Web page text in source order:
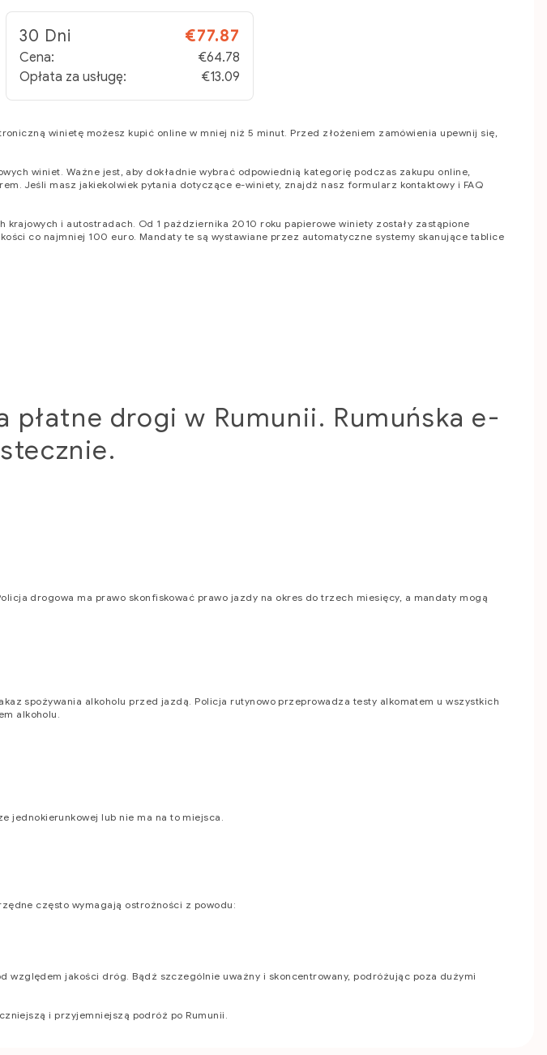
30 Dni €77.87
Cena:
€64.78
Opłata za usługę:
€13.09
winietę możesz kupić online w mniej niż 5 minut. Przed złożeniem zamówienia upewnij się,
winiet. Ważne jest, aby dokładnie wybrać odpowiednią kategorię podczas zakupu online,
Jeśli masz jakiekolwiek pytania dotyczące e-winiety, znajdź nasz formularz kontaktowy i FAQ
i autostradach. Od 1 października 2010 roku papierowe winiety zostały zastąpione
co najmniej 100 euro. Mandaty te są wystawiane przez automatyczne systemy skanujące tablice
drogi w Rumunii. Rumuńska e-
drogowa ma prawo skonfiskować prawo jazdy na okres do trzech miesięcy, a mandaty mogą
spożywania alkoholu przed jazdą. Policja rutynowo przeprowadza testy alkomatem u wszystkich
alkoholu.
jednokierunkowej lub nie ma na to miejsca.
często wymagają ostrożności z powodu:
względem jakości dróg. Bądź szczególnie uważny i skoncentrowany, podróżując poza dużymi
i przyjemniejszą podróż po Rumunii.